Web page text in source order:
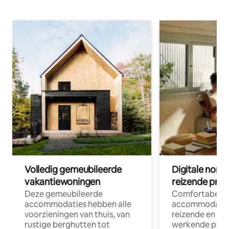
Volledig gemeubileerde
vakantiewoningen
Deze gemeubileerde
accommodaties hebben alle
voorzieningen van thuis, van
rustige berghutten tot
Digitale
reizende
Comfortabele
reizende en
werkende